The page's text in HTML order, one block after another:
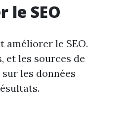
SEO
améliorer le SEO.
et les sources de
les données